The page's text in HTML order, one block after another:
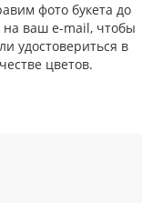
фото букета до
на ваш e-mail, чтобы
удостовериться в
цветов.